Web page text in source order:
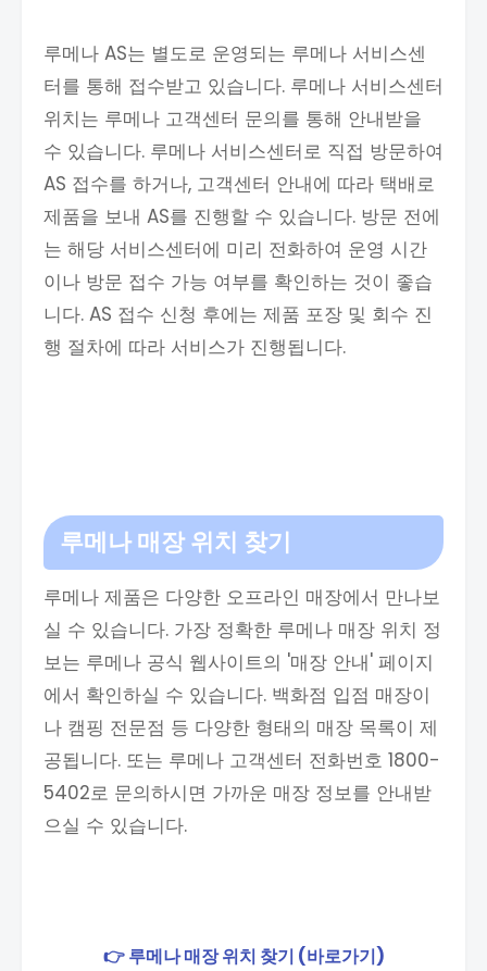
루메나 AS는 별도로 운영되는 루메나 서비스센
터를 통해 접수받고 있습니다. 루메나 서비스센터
위치는 루메나 고객센터 문의를 통해 안내받을
수 있습니다. 루메나 서비스센터로 직접 방문하여
AS 접수를 하거나, 고객센터 안내에 따라 택배로
제품을 보내 AS를 진행할 수 있습니다. 방문 전에
는 해당 서비스센터에 미리 전화하여 운영 시간
이나 방문 접수 가능 여부를 확인하는 것이 좋습
니다. AS 접수 신청 후에는 제품 포장 및 회수 진
행 절차에 따라 서비스가 진행됩니다.
루메나 매장 위치 찾기
루메나 제품은 다양한 오프라인 매장에서 만나보
실 수 있습니다. 가장 정확한 루메나 매장 위치 정
보는 루메나 공식 웹사이트의 '매장 안내' 페이지
에서 확인하실 수 있습니다. 백화점 입점 매장이
나 캠핑 전문점 등 다양한 형태의 매장 목록이 제
공됩니다. 또는 루메나 고객센터 전화번호 1800-
5402로 문의하시면 가까운 매장 정보를 안내받
으실 수 있습니다.
👉 루메나 매장 위치 찾기 (바로가기)